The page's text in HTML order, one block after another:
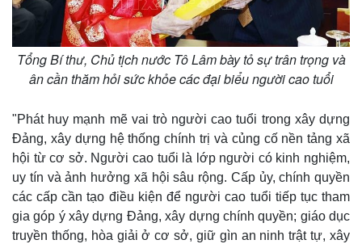
Kinh tế
Thị trường
Tổng Bí thư, Chủ tịch nước Tô Lâm bày tỏ sự trân trọng và
ân cần thăm hỏi sức khỏe các đại biểu người cao tuổi
"Phát huy mạnh mẽ vai trò người cao tuổi trong xây dựng
Đảng, xây dựng hệ thống chính trị và củng cố nền tảng xã
hội từ cơ sở. Người cao tuổi là lớp người có kinh nghiệm,
uy tín và ảnh hưởng xã hội sâu rộng. Cấp ủy, chính quyền
các cấp cần tạo điều kiện để người cao tuổi tiếp tục tham
gia góp ý xây dựng Đảng, xây dựng chính quyền; giáo dục
truyền thống, hòa giải ở cơ sở, giữ gìn an ninh trật tự, xây